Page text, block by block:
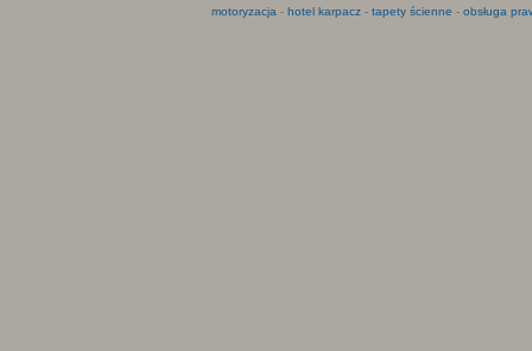
motoryzacja - hotel karpacz- tapety ścienne - obsługa